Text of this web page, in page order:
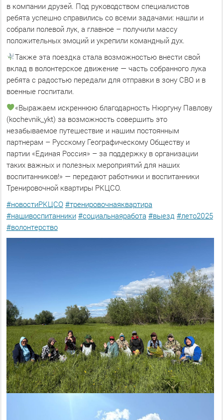
в компании друзей. Под руководством специалистов
ребята успешно справились со всеми задачами: нашли и
собрали полевой лук, а главное – получили массу
положительных эмоций и укрепили командный дух.
Также эта поездка стала возможностью внести свой
вклад в волонтерское движение — часть собранного лука
ребята с радостью передали для отправки в зону СВО и в
военные госпитали.
«Выражаем искреннюю благодарность Нюргуну Павлову
(kochevnik_ykt) за возможность совершить это
незабываемое путешествие и нашим постоянным
партнерам – Русскому Географическому Обществу и
партии «Единая Россия» – за поддержку в организации
таких важных и полезных мероприятий для наших
воспитанников!» — передают работники и воспитанники
Тренировочной квартиры РКЦСО.
#новостиРКЦСО #тренировочнаяквартира
#нашивоспитанники #социальнаяработа #выезд #лето2025
#волонтерство